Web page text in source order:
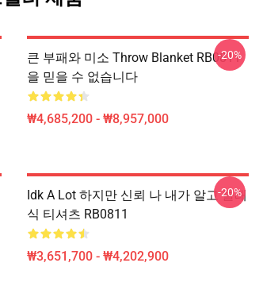
큰 부패와 미소 Throw Blanket RB0811
을 믿을 수 없습니다
₩4,685,200 - ₩8,957,000
-20%
Idk A Lot 하지만 신뢰 나 내가 알고 클래
식 티셔츠 RB0811
₩3,651,700 - ₩4,202,900
-20%